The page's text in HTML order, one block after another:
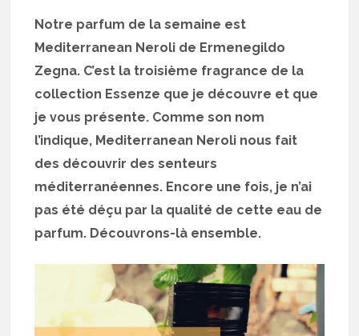
Notre parfum de la semaine est
Mediterranean Neroli de Ermenegildo
Zegna. C’est la troisième fragrance de la
collection Essenze que je découvre et que
je vous présente. Comme son nom
l’indique, Mediterranean Neroli nous fait
des découvrir des senteurs
méditerranéennes. Encore une fois, je n’ai
pas été déçu par la qualité de cette eau de
parfum. Découvrons-là ensemble.